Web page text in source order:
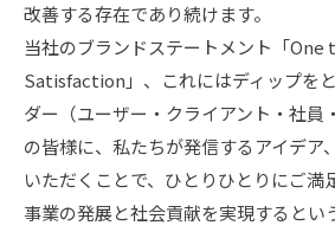
改善する存在であり続けます。
当社のブランドステートメント「One
Satisfaction」、これにはディップを
ダー（ユーザー・クライアント・社員
の皆様に、私たちが発信するアイデア
いただくことで、ひとりひとりにご満
事業の発展と社会貢献を実現するとい